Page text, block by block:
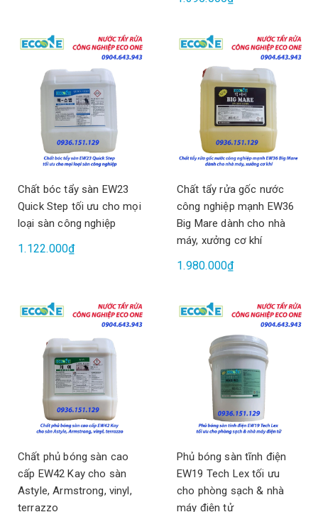
Chất bóc tẩy sàn EW23
Quick Step tối ưu cho mọi
loại sàn công nghiệp
1.122.000₫
Chất tẩy rửa gốc nước
công nghiệp mạnh EW36
Big Mare dành cho nhà
máy, xưởng cơ khí
1.980.000₫
Chất phủ bóng sàn cao
cấp EW42 Kay cho sàn
Astyle, Armstrong, vinyl,
terrazzo
Phủ bóng sàn tĩnh điện
EW19 Tech Lex tối ưu
cho phòng sạch & nhà
máy điện tử